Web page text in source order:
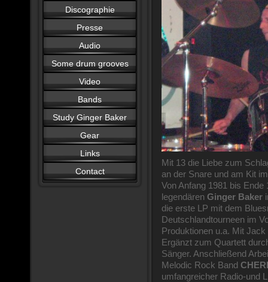
Discographie
Presse
Audio
Some drum grooves
Video
Bands
Study Ginger Baker
Gear
Links
Contact
Mit 13 die Liebe zum
an der Snare und am Kit
Von Anfang 1981 bis
legendären Ginger Baker
die erste LP mit dem
Deutschlandtourneen im
Produktionen u.a. Mit
Ergänzt zum Quartett
Sänger. Anschließend
Melodic Rock Band
umfangreicher Radio-und